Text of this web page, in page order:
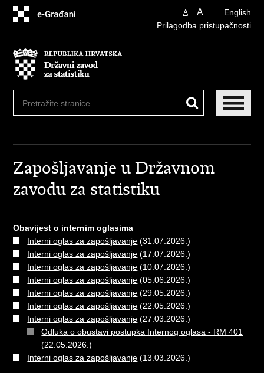
sadržaj
English
A A
Prilagodba pristupačnosti
Zapošljavanje u Državnom
zavodu za statistiku
Obavijest o internim oglasima
Interni oglas za zapošljavanje (31.07.2026.)
Interni oglas za zapošljavanje (17.07.2026.)
Interni oglas za zapošljavanje (10.07.2026.)
Interni oglas za zapošljavanje (05.06.2026.)
Interni oglas za zapošljavanje (29.05.2026.)
Interni oglas za zapošljavanje (22.05.2026.)
Interni oglas za zapošljavanje (27.03.2026.)
Odluka o obustavi postupka Internog oglasa - RM 401
(22.05.2026.)
Interni oglas za zapošljavanje (13.03.2026.)